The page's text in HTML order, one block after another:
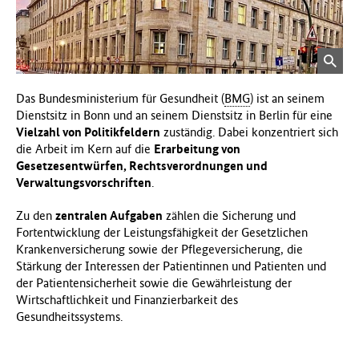
f
ü
r
G
s
u
n
d
h
e
t
(
B
M
G
)
Bild
in
Ansicht
öffnen
Das Bundesministerium für Gesundheit (BMG) ist an seinem
Dienstsitz in Bonn und an seinem Dienstsitz in Berlin für eine
Vielzahl von Politikfeldern zuständig. Dabei konzentriert sich
die Arbeit im Kern auf die Erarbeitung von
Gesetzesentwürfen, Rechtsverordnungen und
Verwaltungsvorschriften
Zu den zentralen Aufgaben zählen die Sicherung und
Fortentwicklung der Leistungsfähigkeit der Gesetzlichen
Krankenversicherung sowie der Pflegeversicherung, die
Stärkung der Interessen der Patientinnen und Patienten und
der Patientensicherheit sowie die Gewährleistung der
Wirtschaftlichkeit und Finanzierbarkeit des
Gesundheitssystems.